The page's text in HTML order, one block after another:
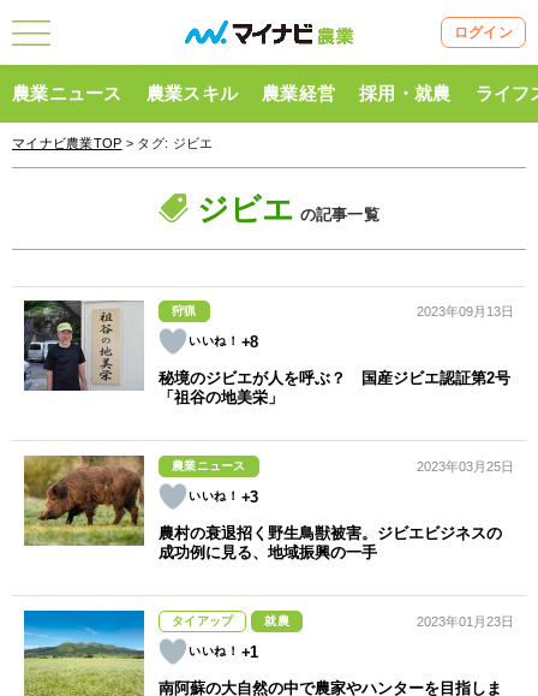
ログイン
農業ニュース 農業スキル 農業経営 採用・就農 ライフ
マイナビ農業TOP > タグ: ジビエ
ジビエ の記事一覧
狩猟
+8
2023年09月13日
秘境のジビエが人を呼ぶ？ 国産ジビエ認証第2号
「祖谷の地美栄」
農業ニュース
+3
2023年03月25日
農村の衰退招く野生鳥獣被害。ジビエビジネスの
成功例に見る、地域振興の一手
タイアップ 就農
+1
2023年01月23日
南阿蘇の大自然の中で農家やハンターを目指しま